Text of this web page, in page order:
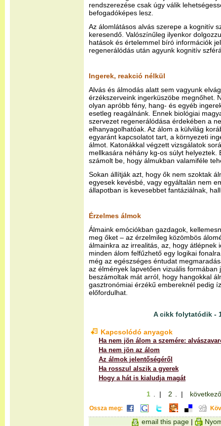
rendszerezése csak úgy válik
befogadóképes lesz.
Az álomlátásos alvás szerepe a kognitív
keresendő. Valószínűleg ilyenkor
hatások és értelemmel bíró információk
regenerálódás után agyunk kognitív
Ingerek, reakció nélkül
Alvás és álmodás alatt sem vagyunk
érzékszerveink ingerküszöbe megnőhet.
olyan apróbb fény, hang- és egyéb
esetleg reagálnánk. Ennek biológiai
szervezet regenerálódása érdekében a
elhanyagolhatóak. Az álom a külvilág
egyaránt kapcsolatot tart, a környezeti
álmot. Katonákkal végzett vizsgálatok
mellkasára néhány kg-os súlyt helyeztek.
számolt be, hogy álmukban valamiféle
Sokan állítják azt, hogy ők nem szoktak
egyesek kevésbé, vagy egyáltalán nem
állapotban is kevesebbet fantáziálnak,
Érzelmes álmok
Álmaink emóciókban gazdagok,
meg őket – az érzelmileg közömbös
álmainkra az irrealitás, az, hogy átlépnek
minden álom felfűzhető egy logikai
még az egészséges éntudat
az élmények lapvetően vizuális formában
beszámoltak mát arról, hogy hangokkal
gasztronómiai érzékű embereknél pedig
előfordulhat.
A cikk folytatódik -
Kapcsolódó anyagok
Ha nem jön álom a szemére:
Ha nem jön az álom
Az álmok jelentőségéről
Ha rosszul alszik a gyerek
Hogy a hát is kialudja magát
1 . | 2 . |
Ossza meg:
email this page |